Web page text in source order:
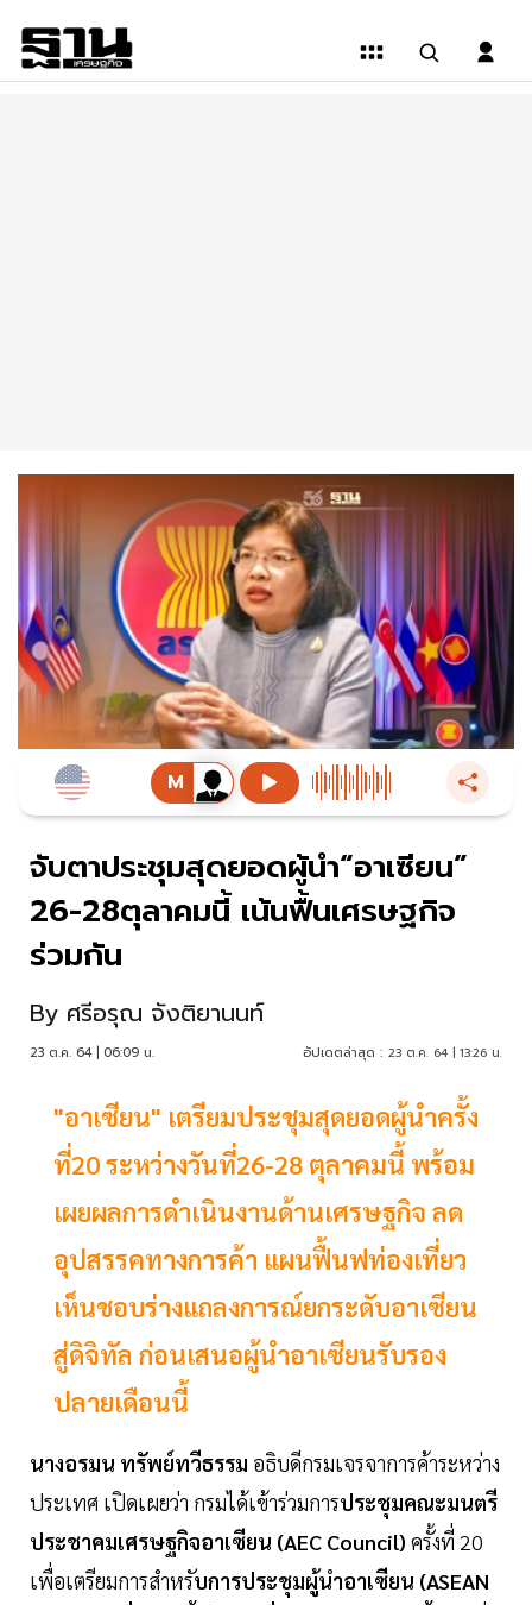
จับตาประชุมสุดยอดผู้นำ“อาเซียน”
26-28ตุลาคมนี้ เน้นฟื้นเศรษฐกิจ
ร่วมกัน
By ศรีอรุณ จังติยานนท์
23 ต.ค. 64 | 06:09 น. อัปเดตล่าสุด : 23 ต.ค. 64 | 13:26 น.
"อาเซียน" เตรียมประชุมสุดยอดผู้นำครั้ง
ที่20 ระหว่างวันที่26-28 ตุลาคมนี้ พร้อม
เผยผลการดำเนินงานด้านเศรษฐกิจ ลด
อุปสรรคทางการค้า แผนฟื้นฟท่องเที่ยว
เห็นชอบร่างแถลงการณ์ยกระดับอาเซียน
สู่ดิจิทัล ก่อนเสนอผู้นำอาเซียนรับรอง
ปลายเดือนนี้
นางอรมน ทรัพย์ทวีธรรม อธิบดีกรมเจรจาการค้าระหว่าง
ประเทศ เปิดเผยว่า กรมได้เข้าร่วมการประชุมคณะมนตรี
ประชาคมเศรษฐกิจอาเซียน (AEC Council) ครั้งที่ 20
เพื่อเตรียมการสำหรับการประชุมผู้นำอาเซียน (ASEAN